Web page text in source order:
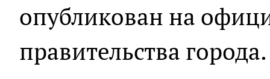
опубликован на
правительства города.